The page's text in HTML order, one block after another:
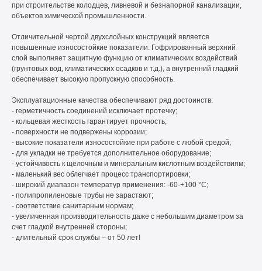
при строительстве колодцев, ливневой и безнапорной канализации,
объектов химической промышленности.
Отличительной чертой двухслойных конструкций является
повышенные износостойкие показатели. Гофрированный верхний
слой выполняет защитную функцию от климатических воздействий
(грунтовых вод, климатических осадков и т.д.), а внутренний гладкий
обеспечивает высокую пропускную способность.
Эксплуатационные качества обеспечивают ряд достоинств:
- герметичность соединений исключает протечку;
- кольцевая жесткость гарантирует прочность;
- поверхности не подвержены коррозии;
- высокие показатели износостойкие при работе с любой средой;
- для укладки не требуется дополнительное оборудование;
- устойчивость к щелочным и минеральным кислотным воздействиям;
- маленький вес облегчает процесс транспортировки;
- широкий диапазон температур применения: -60-+100 °C;
- полипропиленовые трубы не зарастают;
- соответствие санитарным нормам;
- увеличенная производительность даже с небольшим диаметром за
счет гладкой внутренней стороны;
- длительный срок службы – от 50 лет!